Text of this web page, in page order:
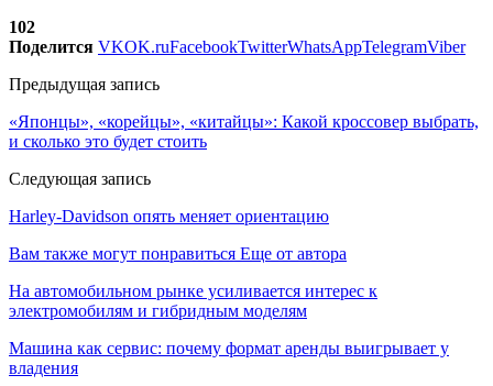
102
Поделится VKOK.ruFacebookTwitterWhatsAppTelegramViber
Предыдущая запись
«Японцы», «корейцы», «китайцы»: Какой кроссовер выбрать,
и сколько это будет стоить
Следующая запись
Harley-Davidson опять меняет ориентацию
Вам также могут понравиться Еще от автора
На автомобильном рынке усиливается интерес к
электромобилям и гибридным моделям
Машина как сервис: почему формат аренды выигрывает у
владения